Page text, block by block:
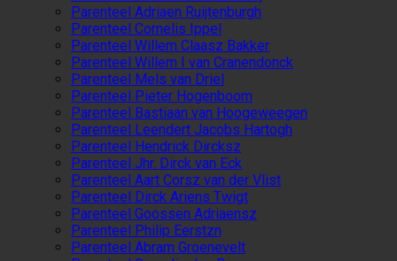
Parenteel Adriaen Ruijtenburgh
Parenteel Cornelis Ippel
Parenteel Willem Claasz Bakker
Parenteel Willem I van Cranendonck
Parenteel Mels van Driel
Parenteel Pieter Hogenboom
Parenteel Bastiaan van Hoogeweegen
Parenteel Leendert Jacobs Hartogh
Parenteel Hendrick Dircksz
Parenteel Jhr. Dirck van Eck
Parenteel Aart Corsz van der Vlist
Parenteel Dirck Ariens Twigt
Parenteel Goossen Adriaensz
Parenteel Philip Eerstzn
Parenteel Abram Groenevelt